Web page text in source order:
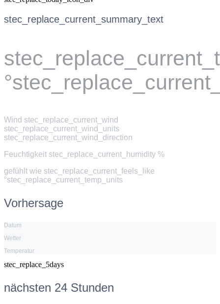
stec_replace_current_summary_text
Wind stec_replace_current_wind
stec_replace_current_wind_units
stec_replace_current_wind_direction
Feuchtigkeit stec_replace_current_humidity %
gefühlt wie stec_replace_current_feels_like
°stec_replace_current_temp_units
Vorhersage
Datum
Wetter
Temperatur
stec_replace_5days
nächsten 24 Stunden